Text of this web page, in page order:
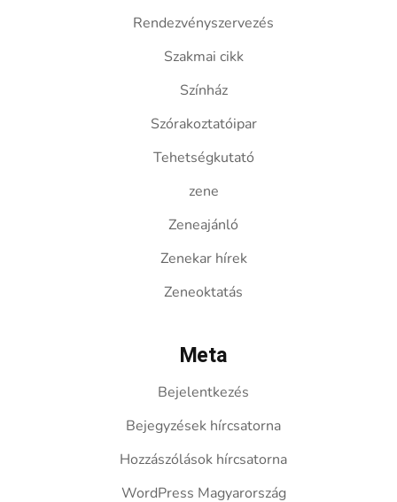
Rendezvényszervezés
Szakmai cikk
Színház
Szórakoztatóipar
Tehetségkutató
zene
Zeneajánló
Zenekar hírek
Zeneoktatás
Meta
Bejelentkezés
Bejegyzések hírcsatorna
Hozzászólások hírcsatorna
WordPress Magyarország